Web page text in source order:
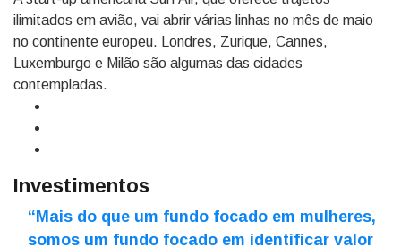
ilimitados em avião, vai abrir várias linhas no mês de maio
no continente europeu. Londres, Zurique, Cannes,
Luxemburgo e Milão são algumas das cidades
contempladas.
Investimentos
“Mais do que um fundo focado em mulheres,
somos um fundo focado em identificar valor